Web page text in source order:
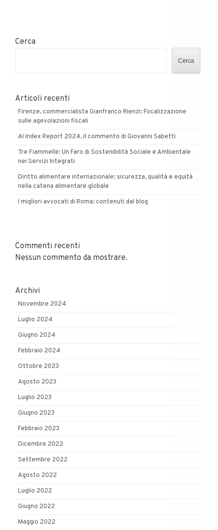
Cerca
Cerca
Articoli recenti
Firenze, commercialista Gianfranco Rienzi: Focalizzazione
sulle agevolazioni fiscali
AI Index Report 2024, il commento di Giovanni Sabetti
Tre Fiammelle: Un Faro di Sostenibilità Sociale e Ambientale
nei Servizi Integrati
Diritto alimentare internazionale: sicurezza, qualità e equità
nella catena alimentare globale
I migliori avvocati di Roma: contenuti dal blog
Commenti recenti
Nessun commento da mostrare.
Archivi
Novembre 2024
Luglio 2024
Giugno 2024
Febbraio 2024
Ottobre 2023
Agosto 2023
Luglio 2023
Giugno 2023
Febbraio 2023
Dicembre 2022
Settembre 2022
Agosto 2022
Luglio 2022
Giugno 2022
Maggio 2022